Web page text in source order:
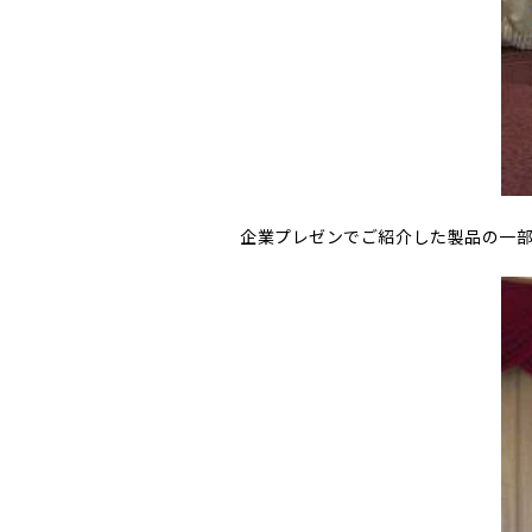
企業プレゼンでご紹介した製品の一